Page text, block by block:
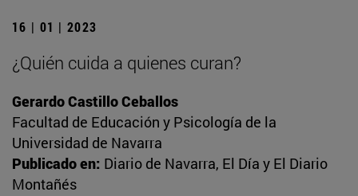
16 | 01 | 2023
¿Quién cuida a quienes curan?
Gerardo Castillo Ceballos
Facultad de Educación y Psicología de la
Universidad de Navarra
Publicado en: Diario de Navarra, El Día y El Diario
Montañés